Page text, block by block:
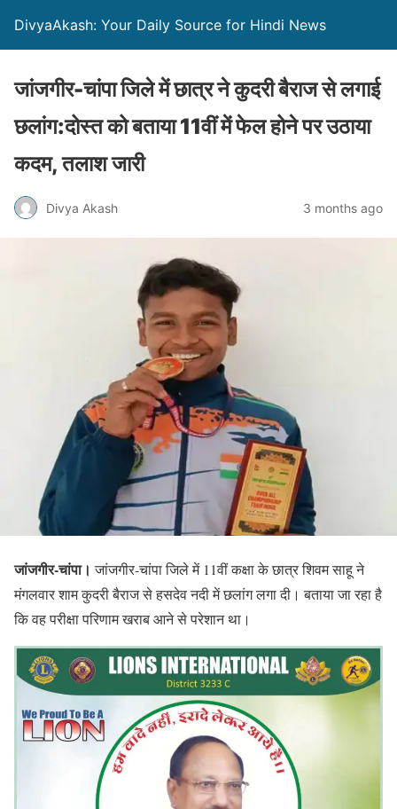
DivyaAkash: Your Daily Source for Hindi News
जांजगीर-चांपा जिले में छात्र ने कुदरी बैराज से लगाई
छलांग:दोस्त को बताया 11वीं में फेल होने पर उठाया
कदम, तलाश जारी
Divya Akash 3 months ago
जांजगीर-चांपा। जांजगीर-चांपा जिले में 11वीं कक्षा के छात्र शिवम साहू ने
मंगलवार शाम कुदरी बैराज से हसदेव नदी में छलांग लगा दी। बताया जा रहा है
कि वह परीक्षा परिणाम खराब आने से परेशान था।